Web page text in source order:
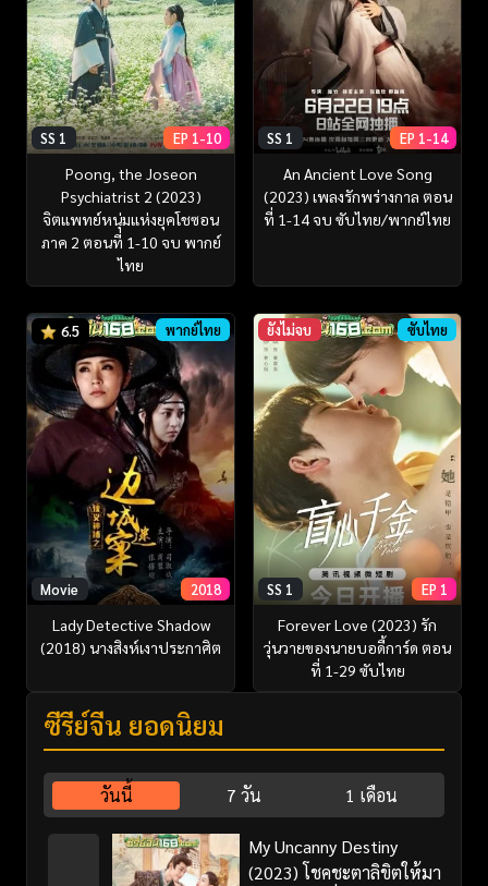
SS 1 EP 1-10
Poong, the Joseon
Psychiatrist 2 (2023)
จิตแพทย์หนุ่มแห่งยุคโชซอน
ภาค 2 ตอนที่ 1-10 จบ พากย์
ไทย
SS 1 EP 1-14
An Ancient Love Song
(2023) เพลงรักพร่างกาล ตอน
ที่ 1-14 จบ ซับไทย/พากย์ไทย
6.5 พากย์ไทย
Movie 2018
Lady Detective Shadow
(2018) นางสิงห์เงาประกาศิต
ยังไม่จบ ซับไทย
SS 1 EP 1
Forever Love (2023) รัก
วุ่นวายของนายบอดี้การ์ด ตอน
ที่ 1-29 ซับไทย
ซีรี่ย์จีน ยอดนิยม
วันนี้ 7 วัน 1 เดือน
My Uncanny Destiny
(2023) โชคชะตาลิขิตให้มา